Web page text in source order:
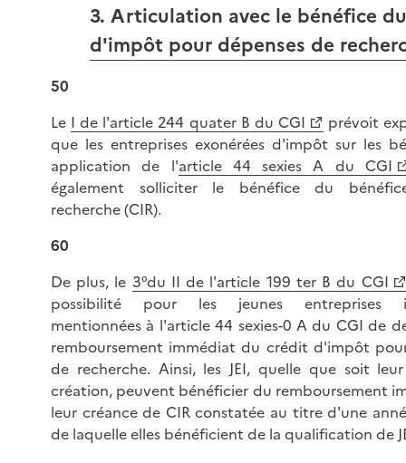
3. Articulation avec le bénéfice
d'impôt pour dépenses de
50
Le I de l'article 244 quater B du CGI
prévoit
que les entreprises exonérées d'impôt sur les
application de l'article 44 sexies A du CGI
également solliciter le bénéfice du
recherche (CIR).
60
De plus, le 3°du II de l'article 199 ter B du CGI
possibilité pour les jeunes entreprises
mentionnées à l'article 44 sexies-0 A du CGI de
remboursement immédiat du crédit d'impôt
de recherche. Ainsi, les JEI, quelle que soit
création, peuvent bénéficier du remboursement
leur créance de CIR constatée au titre d'une
de laquelle elles bénéficient de la qualification de